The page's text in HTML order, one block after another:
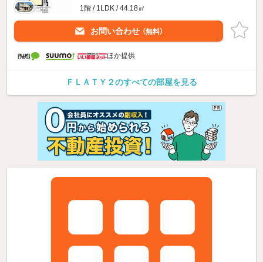
1階 / 1LDK / 44.18㎡
お問い合わせ （無料）
ほか提供
ＦＬＡＴＹ２のすべての部屋を見る